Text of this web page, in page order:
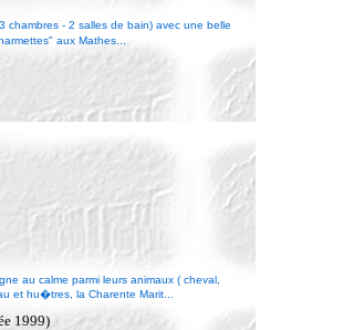
- 2 salles de bain) avec une belle
aux Mathes...
au calme parmi leurs animaux ( cheval,
et hu�tres, la Charente Marit...
1999)